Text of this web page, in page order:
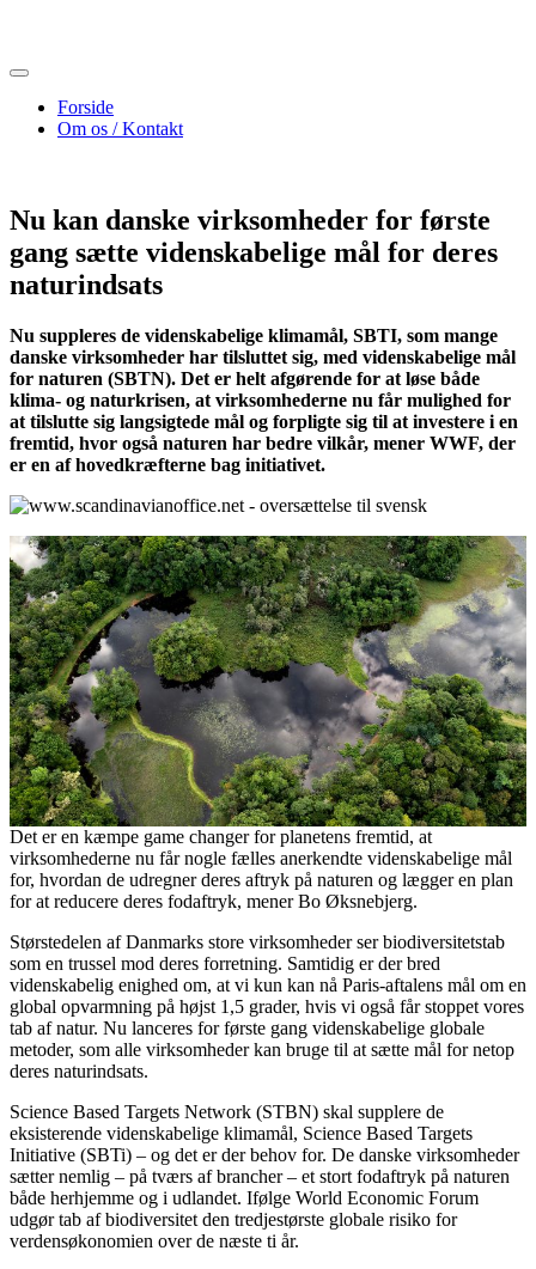
Forside
Om os / Kontakt
Nu kan danske virksomheder for første
gang sætte videnskabelige mål for deres
naturindsats
Nu suppleres de videnskabelige klimamål, SBTI, som mange
danske virksomheder har tilsluttet sig, med videnskabelige mål
for naturen (SBTN). Det er helt afgørende for at løse både
klima- og naturkrisen, at virksomhederne nu får mulighed for
at tilslutte sig langsigtede mål og forpligte sig til at investere i en
fremtid, hvor også naturen har bedre vilkår, mener WWF, der
er en af hovedkræfterne bag initiativet.
Det er en kæmpe game changer for planetens fremtid, at
virksomhederne nu får nogle fælles anerkendte videnskabelige mål
for, hvordan de udregner deres aftryk på naturen og lægger en plan
for at reducere deres fodaftryk, mener Bo Øksnebjerg.
Størstedelen af Danmarks store virksomheder ser biodiversitetstab
som en trussel mod deres forretning. Samtidig er der bred
videnskabelig enighed om, at vi kun kan nå Paris-aftalens mål om en
global opvarmning på højst 1,5 grader, hvis vi også får stoppet vores
tab af natur. Nu lanceres for første gang videnskabelige globale
metoder, som alle virksomheder kan bruge til at sætte mål for netop
deres naturindsats.
Science Based Targets Network (STBN) skal supplere de
eksisterende videnskabelige klimamål, Science Based Targets
Initiative (SBTi) – og det er der behov for. De danske virksomheder
sætter nemlig – på tværs af brancher – et stort fodaftryk på naturen
både herhjemme og i udlandet. Ifølge World Economic Forum
udgør tab af biodiversitet den tredjestørste globale risiko for
verdensøkonomien over de næste ti år.